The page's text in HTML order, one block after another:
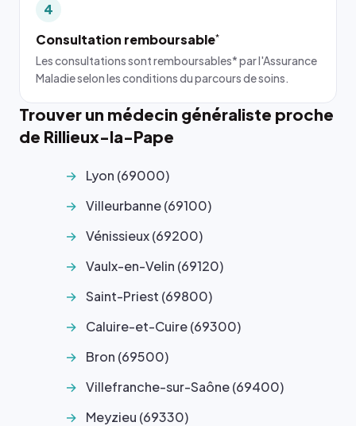
4
Consultation remboursable*
Les consultations sont remboursables* par l'Assurance
Maladie selon les conditions du parcours de soins.
Trouver un médecin généraliste proche
de Rillieux-la-Pape
Lyon (69000)
Villeurbanne (69100)
Vénissieux (69200)
Vaulx-en-Velin (69120)
Saint-Priest (69800)
Caluire-et-Cuire (69300)
Bron (69500)
Villefranche-sur-Saône (69400)
Meyzieu (69330)